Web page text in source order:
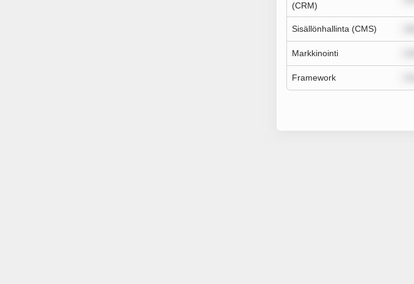
(CRM)
Sisällönhallinta (CMS)
Markkinointi
Framework